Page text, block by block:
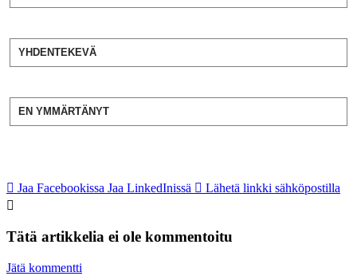
YHDENTEKEVÄ
EN YMMÄRTÄNYT
Jaa Facebookissa Jaa LinkedInissä Lähetä linkki sähköpostilla
Tätä artikkelia ei ole kommentoitu
Jätä kommentti